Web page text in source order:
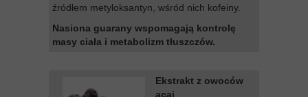
źródłem metyloksantyn, wśród nich kofeiny.
Nasiona guarany wspomagają kontrolę
masy ciała i metabolizm tłuszczów.
Ekstrakt z owoców
acai